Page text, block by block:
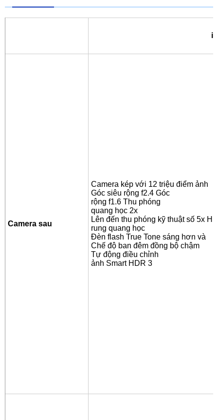
Camera sau
Camera kép với 12 triệu điểm ảnh
Góc siêu rộng f2.4 Góc
rộng f1.6 Thu phóng
quang học 2x
Lên đến thu phóng kỹ thuật số 5x
rung quang học
Đèn flash True Tone sáng hơn và
Chế độ ban đêm đồng bộ chậm
Tự động điều chỉnh
ảnh Smart HDR 3